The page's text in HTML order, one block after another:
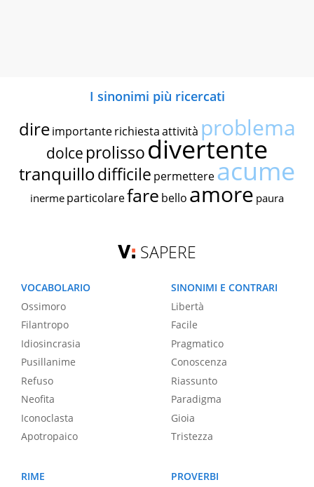
I sinonimi più ricercati
dire importante richiestaattività problema
dolce prolissodivertente
tranquillodifficile permettereacume
inerme particolarefare bello amore paura
SAPERE
VOCABOLARIO
Ossimoro
Filantropo
Idiosincrasia
Pusillanime
Refuso
Neofita
Iconoclasta
Apotropaico
SINONIMI E CONTRARI
Libertà
Facile
Pragmatico
Conoscenza
Riassunto
Paradigma
Gioia
Tristezza
RIME
PROVERBI